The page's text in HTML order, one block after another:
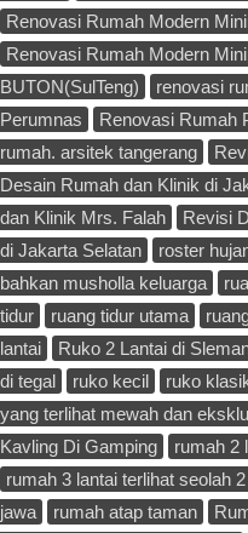
Renovasi Rumah Modern
Renovasi Rumah Modern
BUTON(SulTeng)
renovasi
Perumnas
Renovasi Rumah
rumah. arsitek tangerang
Desain Rumah dan Klinik di
dan Klinik Mrs. Falah
Revisi
di Jakarta Selatan
roster
bahkan musholla keluarga
tidur
ruang tidur utama
lantai
Ruko 2 Lantai di
di tegal
ruko kecil ruko
yang terlihat mewah dan
Kavling Di Gamping
rumah 2
rumah 3 lantai terlihat seolah
jawa
rumah atap taman